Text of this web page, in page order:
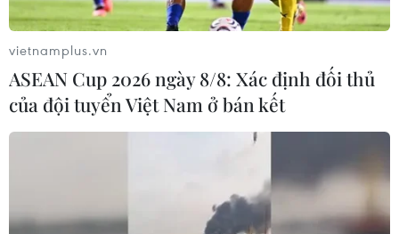
Trận mưa rào đầu tiên 'giải nhiệt' cho
13/04/2020 08:22
vietnamplus.vn
ASEAN Cup 2026 ngày 8/8: Xác định đối thủ
của đội tuyển Việt Nam ở bán kết